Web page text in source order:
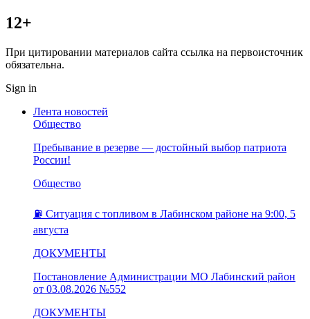
12+
При цитировании материалов сайта ссылка на первоисточник
обязательна.
Sign in
Лента новостей
Общество
Пребывание в резерве — достойный выбор патриота
России!
Общество
⛽️ Ситуация с топливом в Лабинском районе на 9:00, 5
августа
ДОКУМЕНТЫ
Постановление Администрации МО Лабинский район
от 03.08.2026 №552
ДОКУМЕНТЫ